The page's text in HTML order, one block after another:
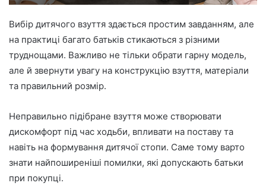
Вибір дитячого взуття здається простим завданням, але
на практиці багато батьків стикаються з різними
труднощами. Важливо не тільки обрати гарну модель,
але й звернути увагу на конструкцію взуття, матеріали
та правильний розмір.
Неправильно підібране взуття може створювати
дискомфорт під час ходьби, впливати на поставу та
навіть на формування дитячої стопи. Саме тому варто
знати найпоширеніші помилки, які допускають батьки
при покупці.